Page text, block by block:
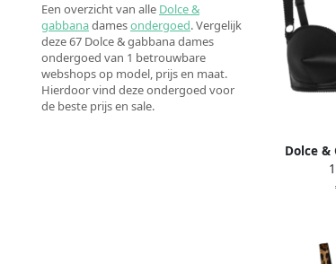
Een overzicht van alle Dolce &
gabbanadamesondergoed. Vergelijk
deze 67 Dolce & gabbana dames
ondergoed van 1 betrouwbare
webshops op model, prijs en maat.
Hierdoor vind deze ondergoed voor
de beste prijs en sale.
Dolce &